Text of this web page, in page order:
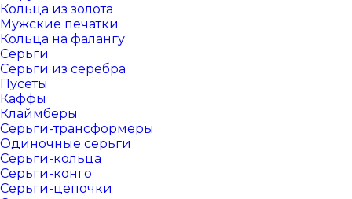
Кольца из золота
Мужские печатки
Кольца на фалангу
Серьги
Серьги из серебра
Пусеты
Каффы
Клаймберы
Серьги-трансформеры
Одиночные серьги
Серьги-кольца
Серьги-конго
Серьги-цепочки